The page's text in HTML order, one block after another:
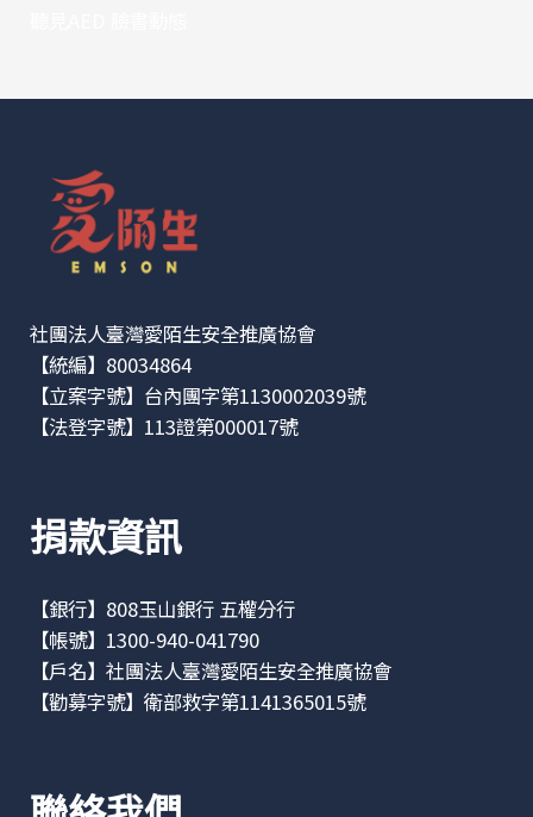
社團法人臺灣愛陌生安全推廣協會
【統編】80034864
【立案字號】台內團字第1130002039號
【法登字號】113證第000017號
捐款資訊
【銀行】808玉山銀行 五權分行
【帳號】1300-940-041790
【戶名】社團法人臺灣愛陌生安全推廣協會
【勸募字號】衛部救字第1141365015號